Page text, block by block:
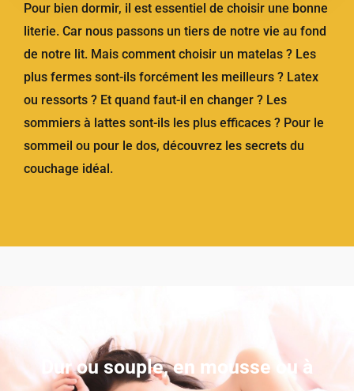
Pour bien dormir, il est essentiel de choisir une bonne
literie. Car nous passons un tiers de notre vie au fond
de notre lit. Mais comment choisir un matelas ? Les
plus fermes sont-ils forcément les meilleurs ? Latex
ou ressorts ? Et quand faut-il en changer ? Les
sommiers à lattes sont-ils les plus efficaces ? Pour le
sommeil ou pour le dos, découvrez les secrets du
couchage idéal.
Dur ou souple, en mousse ou à